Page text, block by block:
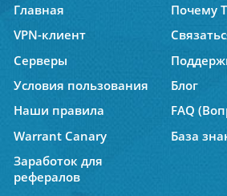
Главная
Почему
VPN-клиент
Серверы
Условия пользования
Блог
Наши правила
FAQ
Warrant Canary
База
Заработок для
рефералов